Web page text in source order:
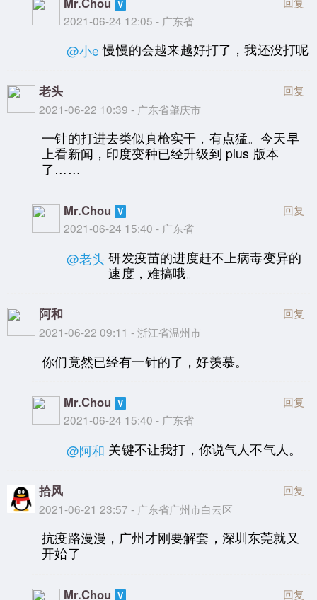
2021-06-24 12:05 - 广东省
@小e 慢慢的会越来越好打了，我还没打呢
老头
2021-06-22 10:39 - 广东省肇庆市
回复
一针的打进去类似真枪实干，有点猛。今天早
上看新闻，印度变种已经升级到 plus 版本
了……
Mr.Chou
2021-06-24 15:40 - 广东省
回复
@老头 研发疫苗的进度赶不上病毒变异的
速度，难搞哦。
阿和
2021-06-22 09:11 - 浙江省温州市
回复
你们竟然已经有一针的了，好羡慕。
Mr.Chou
2021-06-24 15:40 - 广东省
回复
@阿和 关键不让我打，你说气人不气人。
拾风
2021-06-21 23:57 - 广东省广州市白云区
回复
抗疫路漫漫，广州才刚要解套，深圳东莞就又
开始了
Mr.Chou 回复